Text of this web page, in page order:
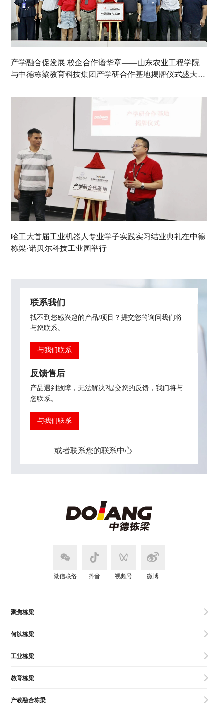
产学融合促发展 校企合作谱华章——山东农业工程学院
与中德栋梁教育科技集团产学研合作基地揭牌仪式盛大举
哈工大首届工业机器人专业学子实践实习结业典礼在中德
栋梁·诺贝尔科技工业园举行
联系我们
找不到您感兴趣的产品/项目？提交您的询问我们将
与您联系。
与我们联系
反馈售后
产品遇到故障，无法解决?提交您的反馈，我们将与
您联系。
与我们联系
或者联系您的联系中心
微信联络 抖音 视频号 微博
聚焦栋梁
何以栋梁
工业栋梁
教育栋梁
产教融合栋梁